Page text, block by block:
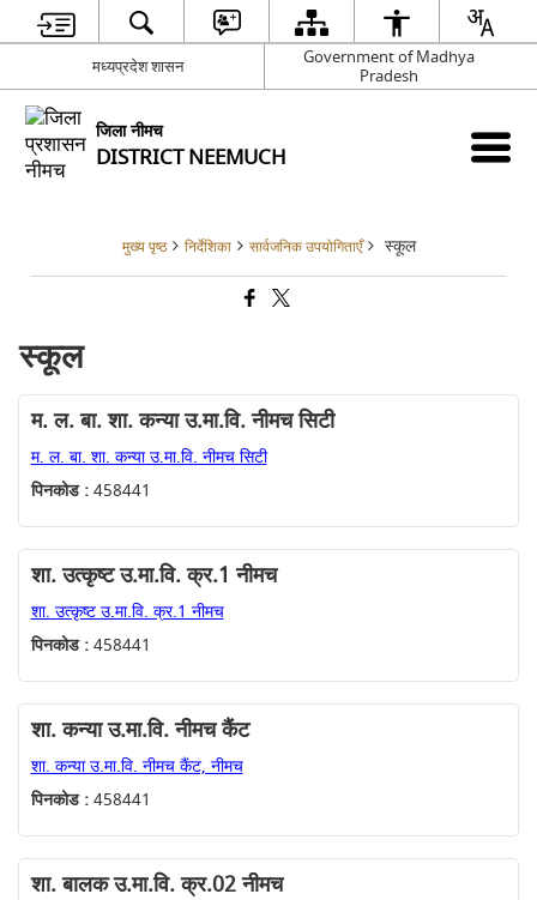
मध्यप्रदेश शासन
Government of Madhya
Pradesh
जिला नीमच
DISTRICT NEEMUCH
मुख्य पृष्ठ निर्देशिका सार्वजनिक उपयोगिताएँ स्कूल
स्कूल
म. ल. बा. शा. कन्या उ.मा.वि. नीमच सिटी
म. ल. बा. शा. कन्या उ.मा.वि. नीमच सिटी
पिनकोड :458441
शा. उत्कृष्ट उ.मा.वि. क्र.1 नीमच
शा. उत्कृष्ट उ.मा.वि. क्र.1 नीमच
पिनकोड :458441
शा. कन्या उ.मा.वि. नीमच कैंट
शा. कन्या उ.मा.वि. नीमच कैंट, नीमच
पिनकोड :458441
शा. बालक उ.मा.वि. क्र.02 नीमच